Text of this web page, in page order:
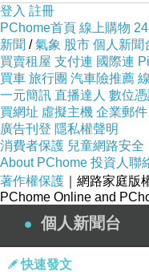
城堡只是表面
登入 註冊
PChome首頁 線上購物
新聞 /氣象 股市 個人新聞
買賣租屋 支付連 國際連
買車 旅行團 汽車險推薦
一元簡訊 直播達人 數位
買網址 虛擬主機 企業郵件
廣告刊登 隱私權聲明
消費者保護 兒童網路安全
About PChome 投資人聯
著作權保護 ｜網路家庭版
PChome Online and
個人新聞台
快速發文